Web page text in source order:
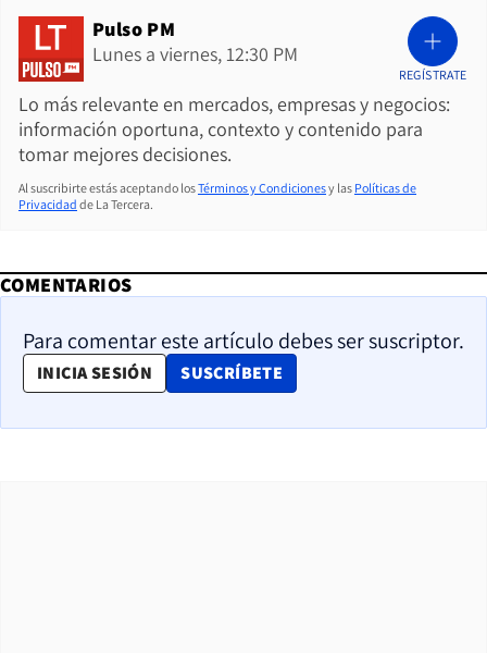
Pulso PM
Lunes a viernes, 12:30 PM
Lo más relevante en mercados, empresas y negocios:
información oportuna, contexto y contenido para
tomar mejores decisiones.
REGÍSTRATE
Al suscribirte estás aceptando losTérminos y Condicionesy las Políticas de
Privacidad de La Tercera.
COMENTARIOS
Para comentar este artículo debes ser suscriptor.
INICIA SESIÓN SUSCRÍBETE
OPENS IN NEW WINDOW